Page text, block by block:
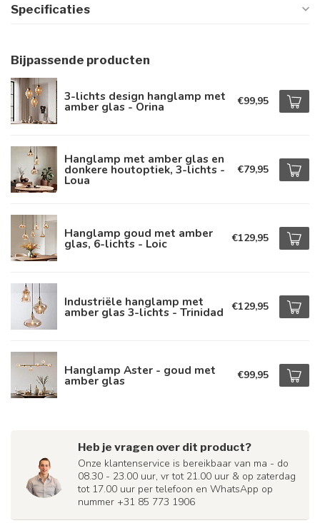
Specificaties
Bijpassende producten
3-lichts design hanglamp met
amber glas - Orina €99,95
Hanglamp met amber glas en
donkere houtoptiek, 3-lichts -
Loua
€79,95
Hanglamp goud met amber
glas, 6-lichts - Loic €129,95
Industriële hanglamp met
amber glas 3-lichts - Trinidad €129,95
Hanglamp Aster - goud met
amber glas €99,95
Heb je vragen over dit product?
Onze klantenservice is bereikbaar van ma - do
08.30 - 23.00 uur, vr tot 21.00 uur & op zaterdag
tot 17.00 uur per telefoon en WhatsApp op
nummer +31 85 773 1906